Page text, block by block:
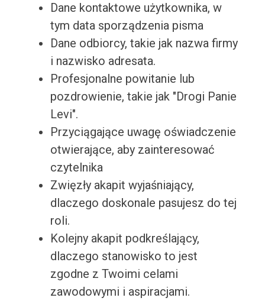
Dane kontaktowe użytkownika, w
tym data sporządzenia pisma
Dane odbiorcy, takie jak nazwa firmy
i nazwisko adresata.
Profesjonalne powitanie lub
pozdrowienie, takie jak "Drogi Panie
Levi".
Przyciągające uwagę oświadczenie
otwierające, aby zainteresować
czytelnika
Zwięzły akapit wyjaśniający,
dlaczego doskonale pasujesz do tej
roli.
Kolejny akapit podkreślający,
dlaczego stanowisko to jest
zgodne z Twoimi celami
zawodowymi i aspiracjami.